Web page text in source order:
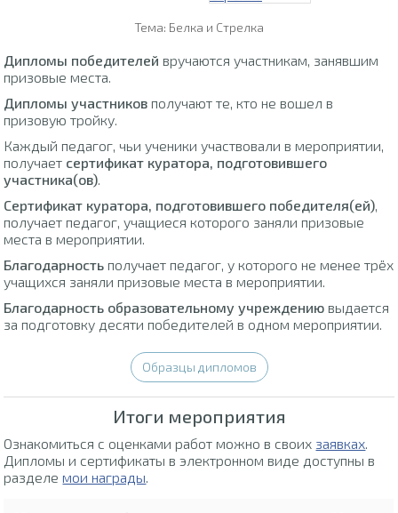
Тема: Белка и Стрелка
Дипломы победителей вручаются участникам, занявшим
призовые места.
Дипломы участников получают те, кто не вошел в
призовую тройку.
Каждый педагог, чьи ученики участвовали в мероприятии,
получает сертификат куратора, подготовившего
участника(ов).
Сертификат куратора, подготовившего победителя(ей),
получает педагог, учащиеся которого заняли призовые
места в мероприятии.
Благодарность получает педагог, у которого не менее трёх
учащихся заняли призовые места в мероприятии.
Благодарность образовательному учреждению выдается
за подготовку десяти победителей в одном мероприятии.
Образцы дипломов
Итоги мероприятия
Ознакомиться с оценками работ можно в своих заявках.
Дипломы и сертификаты в электронном виде доступны в
разделемои награды.